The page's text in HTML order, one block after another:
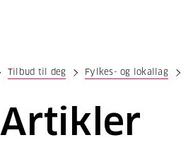
Tilbud til deg Fylkes- og lokallag
Artikler